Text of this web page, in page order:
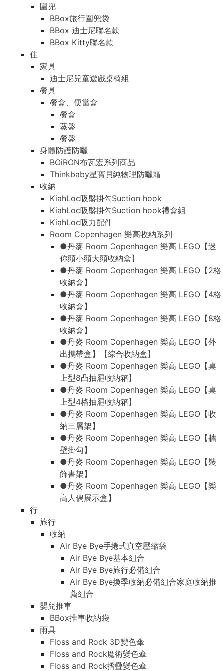
圍兜
BBox旅行圍兜袋
BBox 迪士尼聯名款
BBox Kitty聯名款
住
家具
迪士尼兒童遊戲桌椅組
餐具
餐盒、便當盒
餐盒
蒸盤
餐盤
身體防護防曬
BOiRON布瓦宏系列商品
Thinkbaby星寶貝純物理防曬霜
收納
KiahLoc吸盤掛勾Suction hook
KiahLoc吸盤掛勾Suction hook禮盒組
KiahLoc吸力配件
Room Copenhagen 樂高收納系列
●丹麥 Room Copenhagen 樂高 LEGO【迷
你頭小頭大頭收納盒】
●丹麥 Room Copenhagen 樂高 LEGO【2格
收納盒】
●丹麥 Room Copenhagen 樂高 LEGO【4格
收納盒】
●丹麥 Room Copenhagen 樂高 LEGO【8格
收納盒】
●丹麥 Room Copenhagen 樂高 LEGO【外
出攜帶盒】【綜合收納盒】
●丹麥 Room Copenhagen 樂高 LEGO【桌
上型8凸抽屜收納箱】
●丹麥 Room Copenhagen 樂高 LEGO【桌
上型4格抽屜收納箱】
●丹麥 Room Copenhagen 樂高 LEGO【收
納三層架】
●丹麥 Room Copenhagen 樂高 LEGO【牆
壁掛勾】
●丹麥 Room Copenhagen 樂高 LEGO【裝
飾書架】
●丹麥 Room Copenhagen 樂高 LEGO【樂
高人偶展示盒】
行
旅行
收納
Air Bye Bye手捲式真空壓縮袋
Air Bye Bye基本組合
Air Bye Bye旅行必備組合
Air Bye Bye換季收納必備組合家庭收納推
薦組合
嬰兒推車
BBox推車收納袋
雨具
Floss and Rock 3D變色傘
Floss and Rock魔術變色傘
Floss and Rock摺疊變色傘